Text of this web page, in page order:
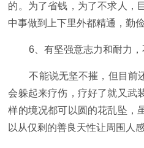
的。为了省钱，为了不求人，
中事做到上下里外都精通，勤俭
6、有坚强意志力和耐力，
不能说无坚不摧，但目前
会躲起来疗伤，疗好了就又武
样的境况都可以圆的花乱坠，
以从仅剩的善良天性让周围人